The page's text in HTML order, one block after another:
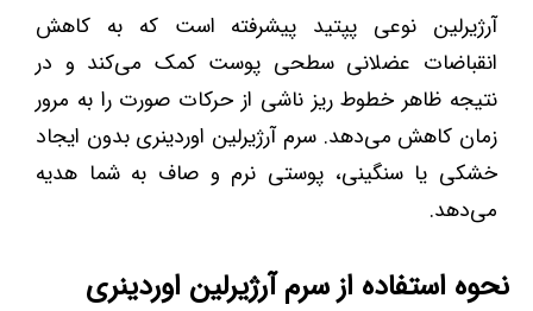
آرژیرلین نوعی پپتید پیشرفته است که به کاهش
انقباضات عضلانی سطحی پوست کمک می‌کند و در
نتیجه ظاهر خطوط ریز ناشی از حرکات صورت را به مرور
زمان کاهش می‌دهد. سرم آرژیرلین اوردینری بدون ایجاد
خشکی یا سنگینی، پوستی نرم و صاف به شما هدیه
می‌دهد.
نحوه استفاده از سرم آرژیرلین اوردینری